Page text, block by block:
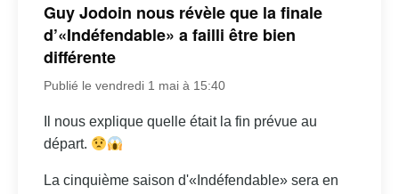
Guy Jodoin nous révèle que la finale
d’«Indéfendable» a failli être bien
différente
Publié le vendredi 1 mai à 15:40
Il nous explique quelle était la fin prévue au
départ.
La cinquième saison d'«Indéfendable» sera en